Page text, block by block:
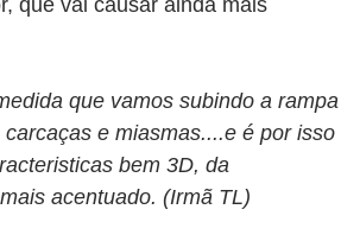
que vamos subindo a rampa
e miasmas....e é por isso
bem 3D, da
acentuado. (Irmã TL)